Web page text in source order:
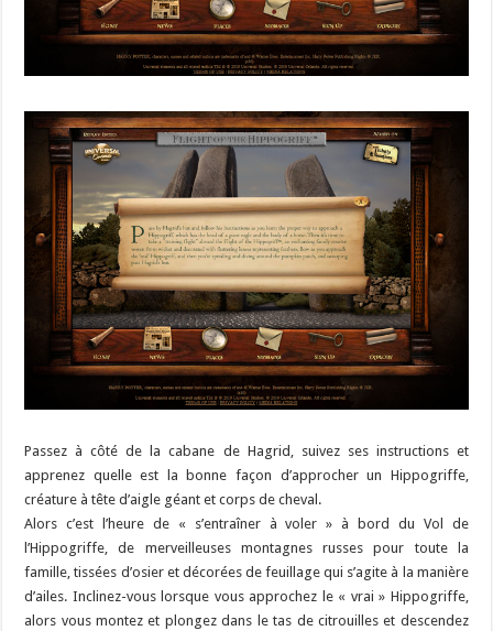
Passez à côté de la cabane de Hagrid, suivez ses instructions et
apprenez quelle est la bonne façon d’approcher un Hippogriffe,
créature à tête d’aigle géant et corps de cheval.
Alors c’est l’heure de « s’entraîner à voler » à bord du Vol de
l’Hippogriffe, de merveilleuses montagnes russes pour toute la
famille, tissées d’osier et décorées de feuillage qui s’agite à la manière
d’ailes. Inclinez-vous lorsque vous approchez le « vrai » Hippogriffe,
alors vous montez et plongez dans le tas de citrouilles et descendez